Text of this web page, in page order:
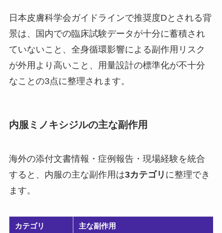
日本皮膚科学会ガイドラインで推奨度Dとされる背
景は、国内での臨床試験データが十分に蓄積され
ていないこと、全身循環影響による副作用リスク
が外用より高いこと、用量設計の標準化が不十分
なことの3点に整理されます。
内服ミノキシジルの主な副作用
海外の添付文書情報・症例報告・現場経験を統合
すると、内服の主な副作用は3カテゴリ に整理でき
ます。
カテゴリ 主な副作用